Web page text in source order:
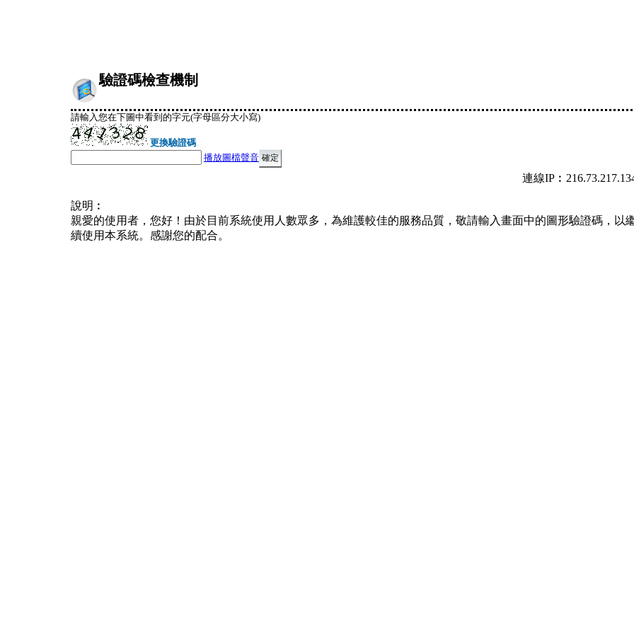
驗證碼檢查機制
請輸入您在下圖中看到的字元(字母區分大小寫)
更換驗證碼
播放圖檔聲音
連線
說明︰
親愛的使用者，您好！由於目前系統使用人數眾多，為維護較佳的服務品質，敬請輸入畫面中的圖形驗證碼，以
續使用本系統。感謝您的配合。